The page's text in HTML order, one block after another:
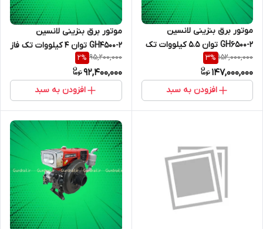
موتور برق بنزینی لانسین
GH6500-2 توان 5.5 کیلووات تک
فاز
152,000,000
3%
147,000,000
افزودن به سبد
موتور برق بنزینی لانسین
GH4500-2 توان 4 کیلووات تک فاز
95,200,000
2%
92,400,000
افزودن به سبد